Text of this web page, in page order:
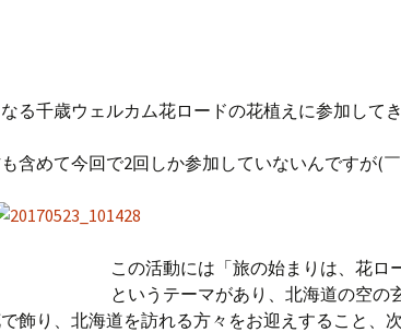
る千歳ウェルカム花ロードの花植えに参加してき
含めて今回で2回しか参加していないんですが(
この活動には「旅の始まりは、花ロ
というテーマがあり、北海道の空の
飾り、北海道を訪れる方々をお迎えすること、